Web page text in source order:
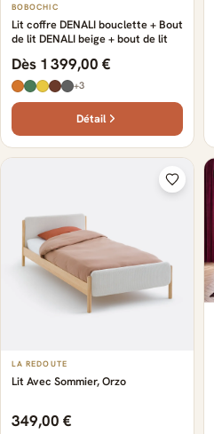
BOBOCHIC
Lit coffre DENALI bouclette + Bout
de lit DENALI beige + bout de lit
Dès 1 399,00 €
+3
Détail
LA REDOUTE
Lit Avec Sommier, Orzo
349,00 €